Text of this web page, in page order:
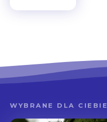
WYBRANE DLA CIEBIE